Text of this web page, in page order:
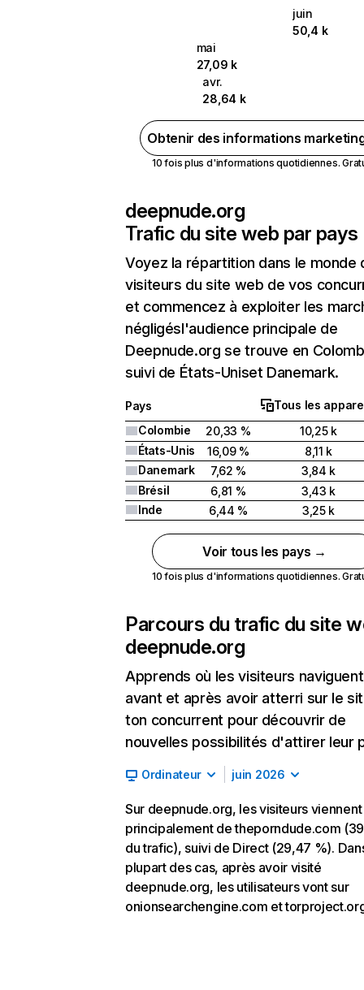
juin
50,4 k
mai
27,09 k
avr.
28,64 k
Obtenir des informations
10 fois plus d'informations quotidiennes.
deepnude.org
Trafic du site web par pays
Voyez la répartition dans le monde
visiteurs du site web de vos
et commencez à exploiter les
négligésl'audience principale de
Deepnude.org se trouve en
suivi de États-Uniset Danemark.
Pays
Tous les
Colombie
20,33 %
10,25 k
États-Unis
16,09 %
8,11 k
Danemark
7,62 %
3,84 k
Brésil
6,81 %
3,43 k
Inde
6,44 % 3,25 k
Voir tous les pays →
10 fois plus d'informations quotidiennes.
Parcours du trafic du site
deepnude.org
Apprends où les visiteurs naviguent
avant et après avoir atterri sur le
ton concurrent pour découvrir de
nouvelles possibilités d'attirer leur
Ordinateur juin 2026
Sur deepnude.org, les visiteurs viennent
principalement de theporndude.com
du trafic), suivi de Direct (29,47 %).
plupart des cas, après avoir visité
deepnude.org, les utilisateurs vont sur
onionsearchengine.com et